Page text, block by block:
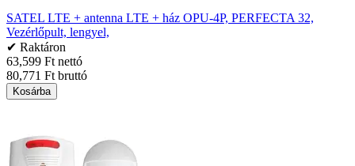
SATEL LTE + antenna LTE + ház OPU-4P, PERFECTA 32,
Vezérlőpult, lengyel,
✔ Raktáron
63,599 Ft nettó
80,771 Ft bruttó
Kosárba